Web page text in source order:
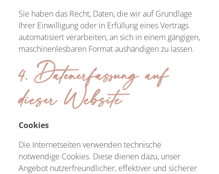
Sie haben das Recht, Daten, die wir auf Grundlage
Ihrer Einwilligung oder in Erfüllung eines Vertrags
automatisiert verarbeiten, an sich in einem gängigen,
maschinenlesbaren Format aushändigen zu lassen.
4. Datenerfassung auf
dieser Website
Cookies
Die Internetseiten verwenden technische
notwendige Cookies. Diese dienen dazu, unser
Angebot nutzerfreundlicher, effektiver und sicherer